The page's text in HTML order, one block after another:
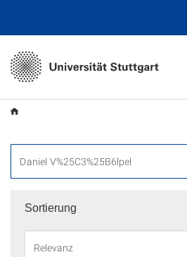
Sortierung